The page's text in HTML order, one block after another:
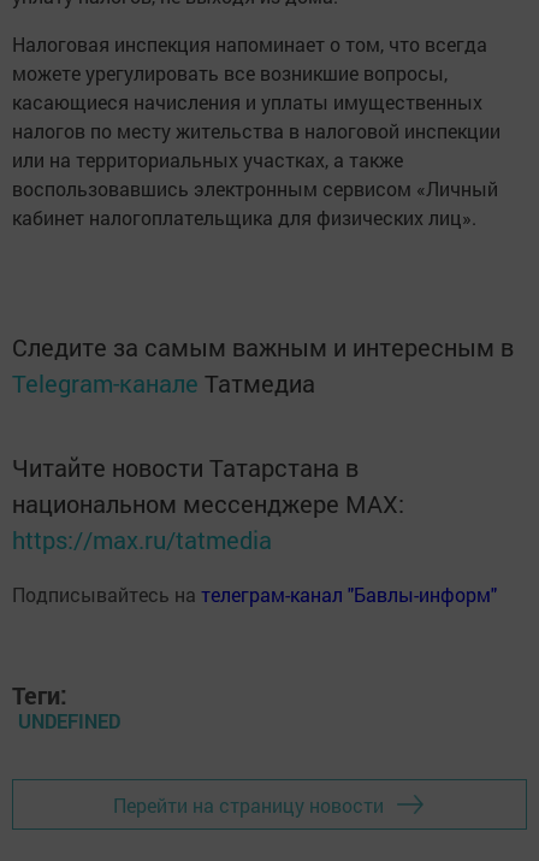
Налоговая инспекция напоминает о том, что всегда
можете урегулировать все возникшие вопросы,
касающиеся начисления и уплаты имущественных
налогов по месту жительства в налоговой инспекции
или на территориальных участках, а также
воспользовавшись электронным сервисом «Личный
кабинет налогоплательщика для физических лиц».
Следите за самым важным и интересным в
Telegram-канале Татмедиа
Читайте новости Татарстана в
национальном мессенджере MАХ:
https://max.ru/tatmedia
Подписывайтесь на телеграм-канал "Бавлы-информ"
Теги:
UNDEFINED
Перейти на страницу новости